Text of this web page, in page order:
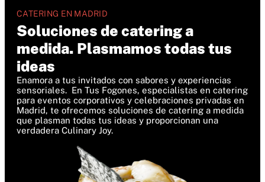
CATERING EN MADRID
Soluciones de catering a
medida. Plasmamos todas tus
ideas
Enamora a tus invitados con sabores y experiencias
sensoriales. En Tus Fogones, especialistas en catering
para eventos corporativos y celebraciones privadas en
Madrid, te ofrecemos soluciones de catering a medida
que plasman todas tus ideas y proporcionan una
verdadera Culinary Joy.